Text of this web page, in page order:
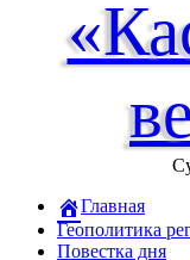
Главная
Геополитика
Повестка дня